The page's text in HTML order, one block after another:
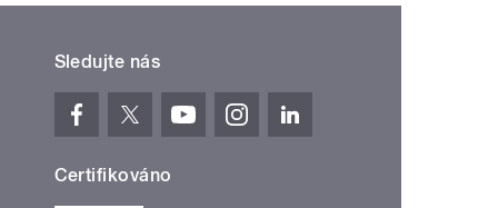
Sledujte nás
Certifikováno